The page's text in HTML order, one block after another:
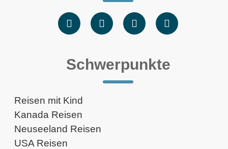
Schwerpunkte
Reisen mit Kind
Kanada Reisen
Neuseeland Reisen
USA Reisen